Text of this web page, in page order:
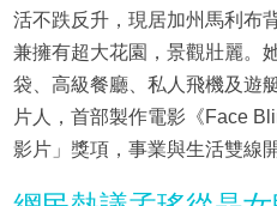
活不跌反升，現居加州馬利布
兼擁有超大花園，景觀壯麗。
袋、高級餐廳、私人飛機及遊
片人，首部製作電影《Face
影片」獎項，事業與生活雙線開